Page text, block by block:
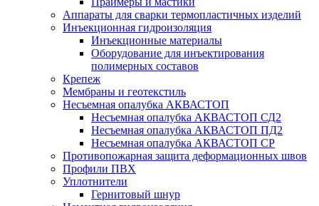
Аппараты для сварки термопластичных изделий
Инъекционная гидроизоляция
Инъекционные материалы
Оборудование для инъектирования
полимерных составов
Крепеж
Мембраны и геотекстиль
Несъемная опалубка АКВАСТОП
Несъемная опалубка АКВАСТОП СД2
Несъемная опалубка АКВАСТОП ПД2
Несъемная опалубка АКВАСТОП СР
Противопожарная защита деформационных швов
Профили ПВХ
Уплотнители
Гернитовый шнур